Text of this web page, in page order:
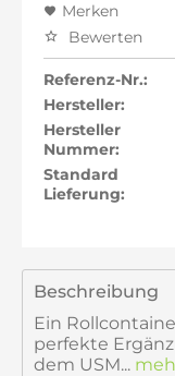
Merken
Bewerten
Referenz-Nr.:
Hersteller:
Hersteller
Nummer:
Standard
Lieferung:
Beschreibung
Ein
perfekte
dem USM...